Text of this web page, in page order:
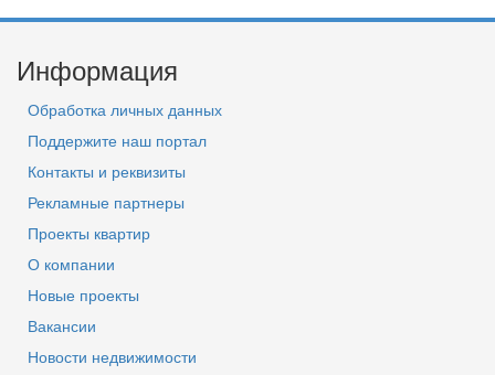
Информация
Обработка личных данных
Поддержите наш портал
Контакты и реквизиты
Рекламные партнеры
Проекты квартир
О компании
Новые проекты
Вакансии
Новости недвижимости